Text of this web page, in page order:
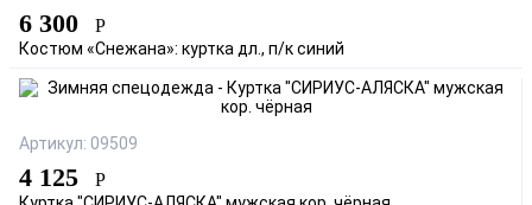
6 300 Р
Костюм «Снежана»: куртка дл., п/к синий
Артикул: 09509
4 125 Р